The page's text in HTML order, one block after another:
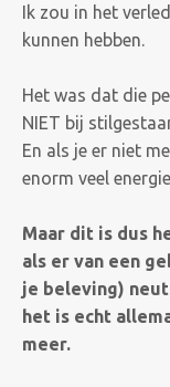
Ik zou in het
kunnen hebben.
Het was dat die
NIET bij
En als je er niet
enorm veel
Maar dit is dus
als er van een
je beleving)
het is echt
meer.